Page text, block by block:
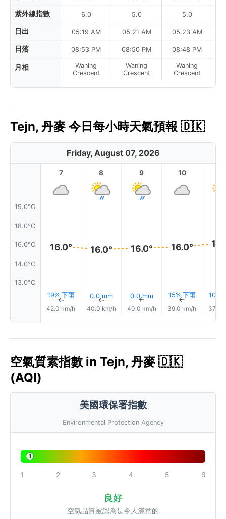
紫外線指數
日出
日落
月相
6.0
05:19 AM
08:53 PM
Waning
Crescent
5.0
05:21 AM
08:50 PM
Waning
Crescent
5.0
05:23 AM
08:48 PM
Waning
Crescent
Tejn, 丹麥 今日每小時天氣預報 🇩🇰
Friday, August 07, 2026
19.0°C
18.0°C
16.0°C
14.0°C
13.0°C
7
16.0°
19% 下雨
↑
42.0 km/h
8
16.0°
0.0 mm
↑
40.0 km/h
9
16.0°
0.0 mm
↑
40.0 km/h
10
16.0°
15% 下雨
↑
39.0 km/h
10%
37.0
空氣質素指數 in Tejn, 丹麥 🇩🇰
(AQI)
美國環保署指數
Environmental Protection Agency
1
1 2 3 4 5 6
良好
空氣品質被認為是令人滿意的